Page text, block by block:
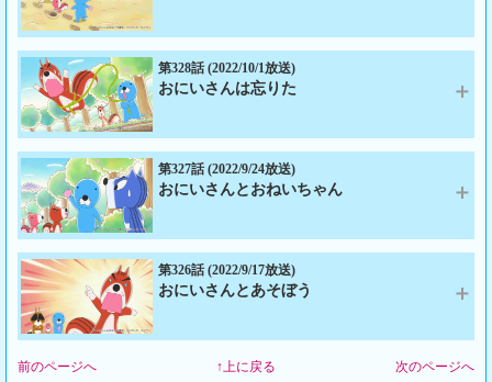
の食べ方をしたいと、ぼのぼのも色々と試してみるのだが…。
出演：ぼのぼの、シマリスくん、アライグマくん、スナドリネコさん、ヒ
グマの大将、ぼのぼののおとうさん
あらすじ：カシラが背中を掻いてもらおうとゴンゾを探していると、辺り
は散らかっていて石に躓いた拍子にガラクタの下敷きになってしまう。怒
ったカシラはガラクタを捨てるようにゴンゾに言うが、頑なに拒むゴン
ゾ。カシラが曲がった枝を捨てようとすると、枝の取り合いになり折れて
しまう。その曲がった枝はゴンゾの大切にしていたもので…。
出演：ぼのぼの、シマリスくん、アライグマくん、スナドリネコさん、ゴ
ンゾ、カシラ、ヒグマの大将、クズリくんのおとうさん
あらすじ：なんだかわからないものをクズリくんのおとうさんに見せに来
たぼのぼの達。シマリスくんが持ってきたびろびろしたものは、エビガエ
ルのタマゴではないかと近くの沼に見に行くが、タイミングが悪く見つか
らない。なんだかわからないものなんて、わからないままにしておいた方
がいいというクズリくんのおとうさんは、遠くの木を指差し…。
出演：ぼのぼの、シマリスくん、アライグマくん、クズリくんのおとうさ
ん
あらすじ：海岸に謎のものが流れ着いていたのを見つけたぼのぼのとぼの
ぼののおとうさん。何に使うものか色々試してみるが、どうにも埒が明か
ない。シマリスくんに見せに行くと、木でできていて誰かが作ったものに
見えるという。なんだかわからないものなら自分も持っていると、シマリ
スくんが家から持ち出したのは謎のびろびろしたもので…。
出演：ぼのぼの、シマリスくん、アライグマくん、ぼのぼののおとうさん
あらすじ：ぼのぼの達がプレーリードッグくんの所へ遊びに行くと、家の
て一安心。シマリスくんは残された大きな足跡から犯人が分かると閃き、
第328話 (2022/10/1放送)
おにいさんは忘りた
第327話 (2022/9/24放送)
おにいさんとおねいちゃん
第326話 (2022/9/17放送)
おにいさんとあそぼう
前のページへ ↑上に戻る 次のページへ